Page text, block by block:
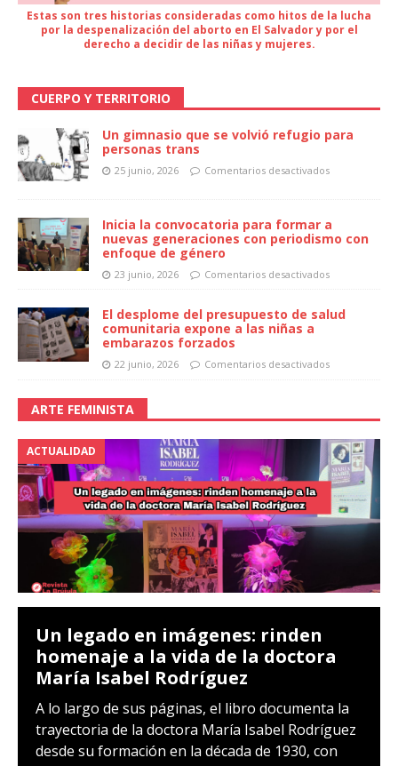
Estas son tres historias consideradas como hitos de la lucha
por la despenalización del aborto en El Salvador y por el
derecho a decidir de las niñas y mujeres.
CUERPO Y TERRITORIO
Un gimnasio que se volvió refugio para
personas trans
25 junio, 2026 Comentarios desactivados
Inicia la convocatoria para formar a
nuevas generaciones con periodismo con
enfoque de género
23 junio, 2026 Comentarios desactivados
El desplome del presupuesto de salud
comunitaria expone a las niñas a
embarazos forzados
22 junio, 2026 Comentarios desactivados
ARTE FEMINISTA
ACTUALIDAD
Un legado en imágenes: rinden
homenaje a la vida de la doctora
María Isabel Rodríguez
A lo largo de sus páginas, el libro documenta la
trayectoria de la doctora María Isabel Rodríguez
desde su formación en la década de 1930, con